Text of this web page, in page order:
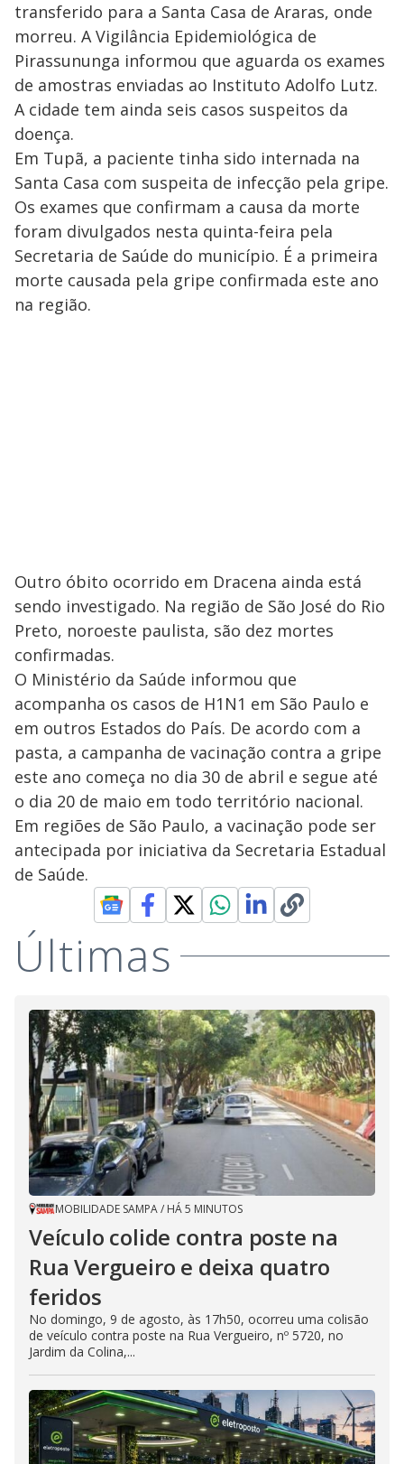
transferido para a Santa Casa de Araras, onde
morreu. A Vigilância Epidemiológica de
Pirassununga informou que aguarda os exames
de amostras enviadas ao Instituto Adolfo Lutz.
A cidade tem ainda seis casos suspeitos da
doença.
Em Tupã, a paciente tinha sido internada na
Santa Casa com suspeita de infecção pela gripe.
Os exames que confirmam a causa da morte
foram divulgados nesta quinta-feira pela
Secretaria de Saúde do município. É a primeira
morte causada pela gripe confirmada este ano
na região.
Outro óbito ocorrido em Dracena ainda está
sendo investigado. Na região de São José do Rio
Preto, noroeste paulista, são dez mortes
confirmadas.
O Ministério da Saúde informou que
acompanha os casos de H1N1 em São Paulo e
em outros Estados do País. De acordo com a
pasta, a campanha de vacinação contra a gripe
este ano começa no dia 30 de abril e segue até
o dia 20 de maio em todo território nacional.
Em regiões de São Paulo, a vacinação pode ser
antecipada por iniciativa da Secretaria Estadual
de Saúde.
Últimas
MOBILIDADE SAMPA/ HÁ 5 MINUTOS
Veículo colide contra poste na
Rua Vergueiro e deixa quatro
feridos
No domingo, 9 de agosto, às 17h50, ocorreu uma colisão
de veículo contra poste na Rua Vergueiro, nº 5720, no
Jardim da Colina,...